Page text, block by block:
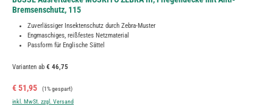
Bremsenschutz, 115
Zuverlässiger Insektenschutz durch Zebra-Muster
Engmaschiges, reißfestes Netzmaterial
Passform für Englische Sättel
Varianten ab € 46,75
Verkaufspreis:
€ 51,95 Regulärer Preis:
(1% gespart)
inkl. MwSt. zzgl. Versand